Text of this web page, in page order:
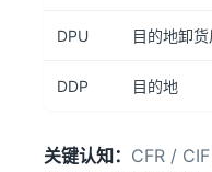
DPU 目的地卸
DDP 目的地
关键认知： CFR /